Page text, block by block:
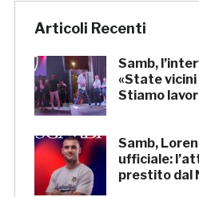
Articoli Recenti
Samb,
«State vicini
Stiamo
Samb,
ufficiale:
prestito dal